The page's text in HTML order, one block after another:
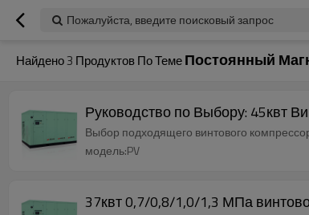
Пожалуйста, введите поисковый запрос
Найдено3 Продуктов По ТемеПостоянный
Руководство по Выбору: 45квт
Выбор подходящего винтового
модель:PV
37квт 0,7/0,8/1,0/1,3 МПа